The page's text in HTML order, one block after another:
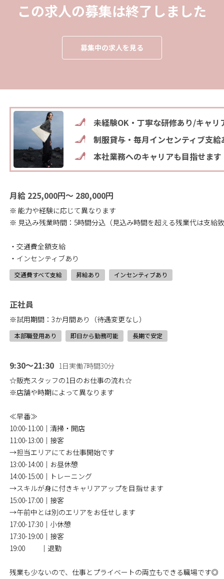
この求人の募集は終了しました
募集中の求人を見る
未経験OK・丁寧な研修あり/キャリ
制服貸与・毎月インセンティブ支給
本社業務へのキャリアも目指せます
月給 225,000円～ 280,000円
※ 能力や経験に応じて異なります
※ 見込み残業時間：5時間分込（見込み時間を超える残業代は支給致
・交通費全額支給
・インセンティブあり
交通費すべて支給 昇給あり インセンティブあり
正社員
※試用期間：3か月間あり（待遇変更なし）
本部職登用あり 即日から勤務可能 長期で安定
9:30～21:30 1日実働7時間30分
☆販売スタッフの1日のお仕事の流れ☆
※店舗や時期によって異なります
≪早番≫
10:00-11:00｜清掃・開店
11:00-13:00｜接客
→担当エリアにてお仕事開始です
13:00-14:00｜お昼休憩
14:00-15:00｜トレーニング
→スキルが身に付きキャリアアップを目指せます
15:00-17:00｜接客
→午前中とは別のエリアをお任せします
17:00-17:30｜小休憩
17:30-19:00｜接客
19:00 ｜退勤
残業も少ないので、仕事とプライベートの両立もできる職場です◎